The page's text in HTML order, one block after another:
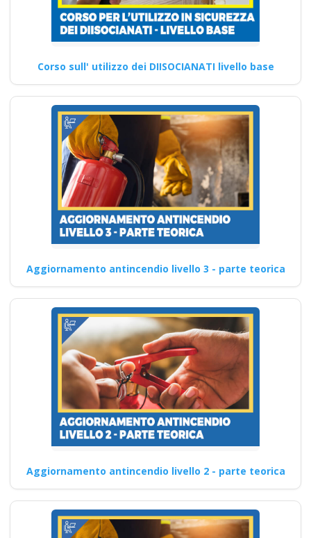
Corso sull' utilizzo dei DIISOCIANATI livello base
Aggiornamento antincendio livello 3 - parte teorica
Aggiornamento antincendio livello 2 - parte teorica